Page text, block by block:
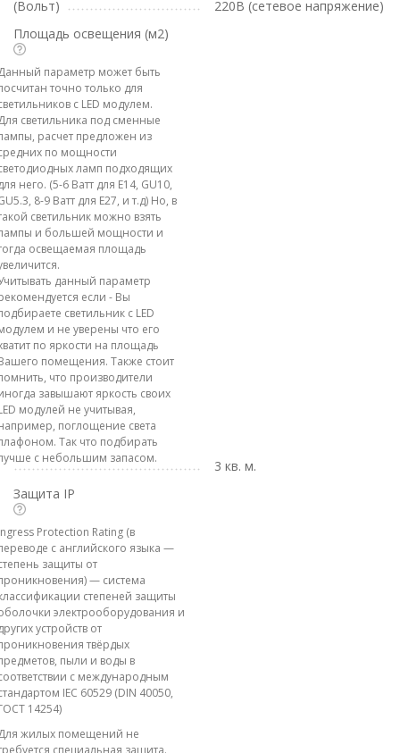
(Вольт)
220В (сетевое напряжение)
Площадь освещения (м2)
параметр может быть
точно только для
с LED модулем.
светильника под сменные
расчет предложен из
по мощности
ламп подходящих
него. (5-6 Ватт для E14, GU10,
8-9 Ватт для E27, и т.д) Но, в
светильник можно взять
и большей мощности и
освещаемая площадь
данный параметр
если - Вы
светильник с LED
и не уверены что его
по яркости на площадь
помещения. Также стоит
что производители
завышают яркость своих
модулей не учитывая,
поглощение света
Так что подбирать
с небольшим запасом.
3 кв. м.
Защита IP
Protection Rating (в
с английского языка —
защиты от
— система
степеней защиты
электрооборудования и
устройств от
твёрдых
пыли и воды в
с международным
IEC 60529 (DIN 40050,
14254)
жилых помещений не
специальная защита.